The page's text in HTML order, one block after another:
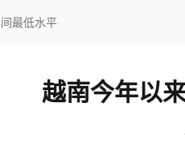
最低水平
越南今年以